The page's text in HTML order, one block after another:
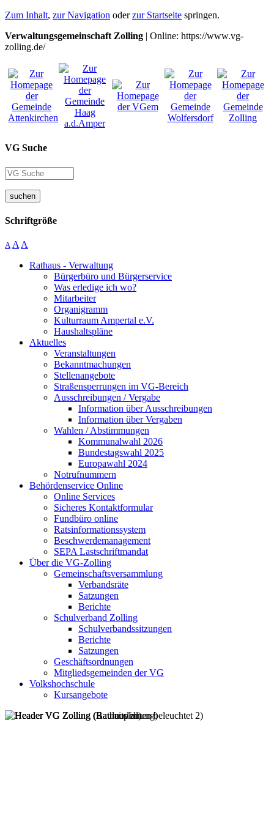
Zum Inhalt, zur Navigation oderzur Startseite springen.
Verwaltungsgemeinschaft Zolling | Online: https://www.vg-
zolling.de/
VG Suche
suchen
Schriftgröße
A A A
Rathaus - Verwaltung
Bürgerbüro und Bürgerservice
Was erledige ich wo?
Mitarbeiter
Organigramm
Kulturraum Ampertal e.V.
Haushaltspläne
Aktuelles
Veranstaltungen
Bekanntmachungen
Stellenangebote
Straßensperrungen im VG-Bereich
Ausschreibungen / Vergabe
Information über Ausschreibungen
Information über Vergaben
Wahlen / Abstimmungen
Kommunalwahl 2026
Bundestagswahl 2025
Europawahl 2024
Notrufnummern
Behördenservice Online
Online Services
Sicheres Kontaktformular
Fundbüro online
Ratsinformationssystem
Beschwerdemanagement
SEPA Lastschriftmandat
Über die VG-Zolling
Gemeinschaftsversammlung
Verbandsräte
Satzungen
Berichte
Schulverband Zolling
Schulverbandssitzungen
Berichte
Satzungen
Geschäftsordnungen
Mitgliedsgemeinden der VG
Volkshochschule
Kursangebote